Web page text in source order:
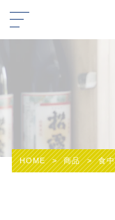
HOME > 商品 > 食